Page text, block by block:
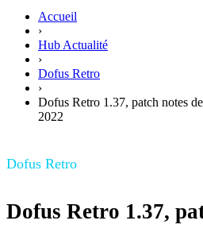
Accueil
›
Hub Actualité
›
Dofus Retro
›
Dofus Retro 1.37, patch notes
2022
Dofus Retro
Dofus Retro 1.37,